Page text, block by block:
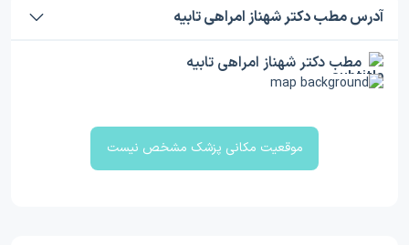
آدرس مطب دکتر شهناز امراهی تابيه
مطب دکتر شهناز امراهی تابيه
موقعیت مکانی پزشک مشخص نیست